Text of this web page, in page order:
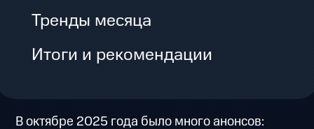
Тренды месяца
Итоги и рекомендации
В октябре 2025 года было много анонсов: